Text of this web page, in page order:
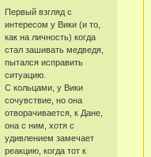
Первый взгляд с
интересом у Вики (и то,
как на личность) когда
стал зашивать медведя,
пытался исправить
ситуацию.
С кольцами, у Вики
сочувствие, но она
отворачивается, к Дане,
она с ним, хотя с
удивлением замечает
реакцию, когда тот к